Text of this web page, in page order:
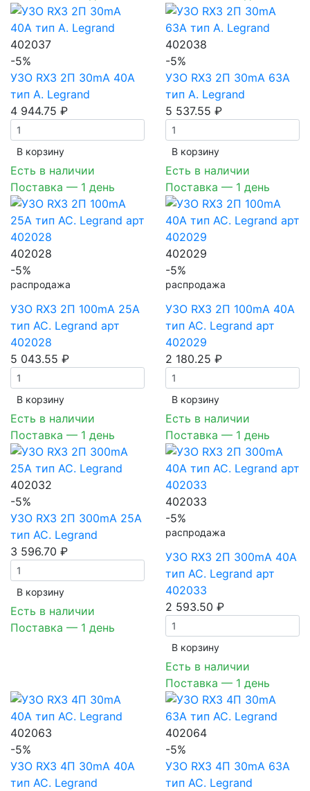
402037
-5%
УЗО RX3 2П 30mA 40А
тип A. Legrand
4 944.75 ₽
В корзинy
Есть в наличии
Поставка — 1 день
402038
-5%
УЗО RX3 2П 30mA 63А
тип A. Legrand
5 537.55 ₽
В корзинy
Есть в наличии
Поставка — 1 день
402028
-5%
распродажа
УЗО RX3 2П 100mA 25А
тип AC. Legrand арт
402028
5 043.55 ₽
В корзинy
Есть в наличии
Поставка — 1 день
402029
-5%
распродажа
УЗО RX3 2П 100mA 40А
тип AC. Legrand арт
402029
2 180.25 ₽
В корзинy
Есть в наличии
Поставка — 1 день
402032
-5%
УЗО RX3 2П 300mA 25А
тип AC. Legrand
3 596.70 ₽
В корзинy
Есть в наличии
Поставка — 1 день
402033
-5%
распродажа
УЗО RX3 2П 300mA 40А
тип AC. Legrand арт
402033
2 593.50 ₽
В корзинy
Есть в наличии
Поставка — 1 день
402063
-5%
УЗО RX3 4П 30mA 40А
тип AC. Legrand
402064
-5%
УЗО RX3 4П 30mA 63А
тип AC. Legrand